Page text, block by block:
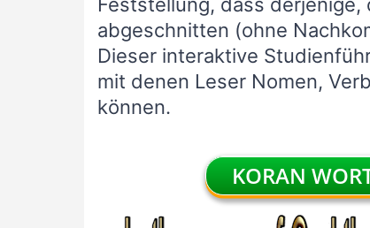
abgeschnitten (ohne
Dieser interaktive
mit denen Leser Nomen,
können.
KORAN